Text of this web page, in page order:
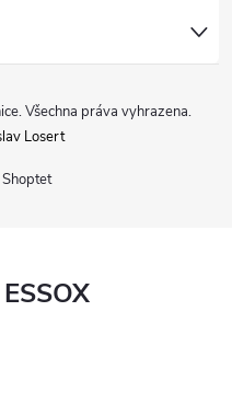
. Všechna práva vyhrazena.
Losert